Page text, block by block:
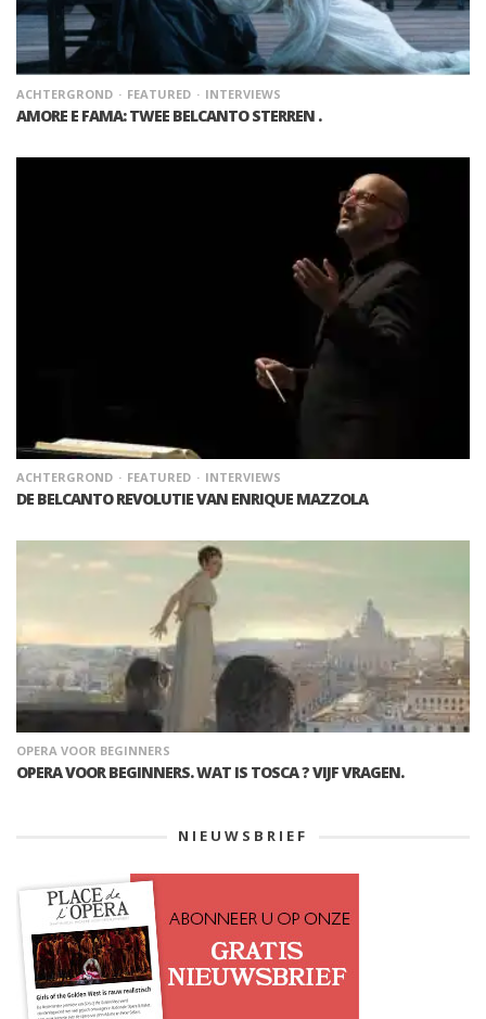
ACHTERGROND FEATURED INTERVIEWS
AMORE E FAMA: TWEE BELCANTO STERREN .
ACHTERGROND FEATURED INTERVIEWS
DE BELCANTO REVOLUTIE VAN ENRIQUE MAZZOLA
OPERA VOOR BEGINNERS
OPERA VOOR BEGINNERS. WAT IS TOSCA ? VIJF VRAGEN.
NIEUWSBRIEF